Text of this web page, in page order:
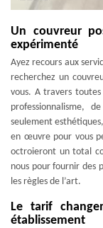
Un couvreur
expérimenté
Ayez recours aux
recherchez un
vous. A travers
professionnalisme,
seulement
en œuvre pour vous
octroieront un total
nous pour fournir des
les règles de l’art.
Le tarif
établissement